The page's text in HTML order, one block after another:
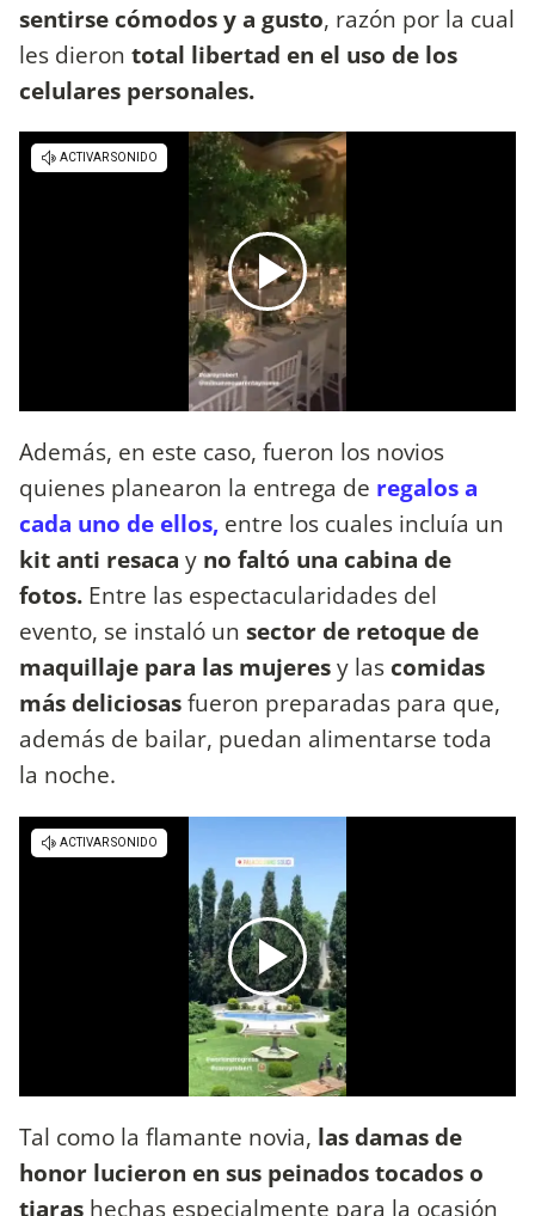
sentirse cómodos y a gusto, razón por la cual
les dieron total libertad en el uso de los
celulares personales.
Además, en este caso, fueron los novios
quienes planearon la entrega de regalos a
cada uno de ellos, entre los cuales incluía un
kit anti resaca y no faltó una cabina de
fotos. Entre las espectacularidades del
evento, se instaló un sector de retoque de
maquillaje para las mujeresy las comidas
más deliciosasfueron preparadas para que,
además de bailar, puedan alimentarse toda
la noche.
Tal como la flamante novia, las damas de
honor lucieron en sus peinados tocados o
tiaras hechas especialmente para la ocasión